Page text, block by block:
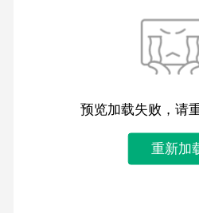
预览加载失败，请
重新加